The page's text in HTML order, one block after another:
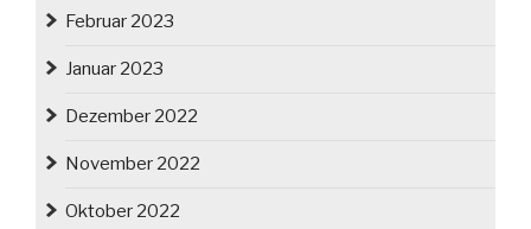
Februar 2023
Januar 2023
Dezember 2022
November 2022
Oktober 2022